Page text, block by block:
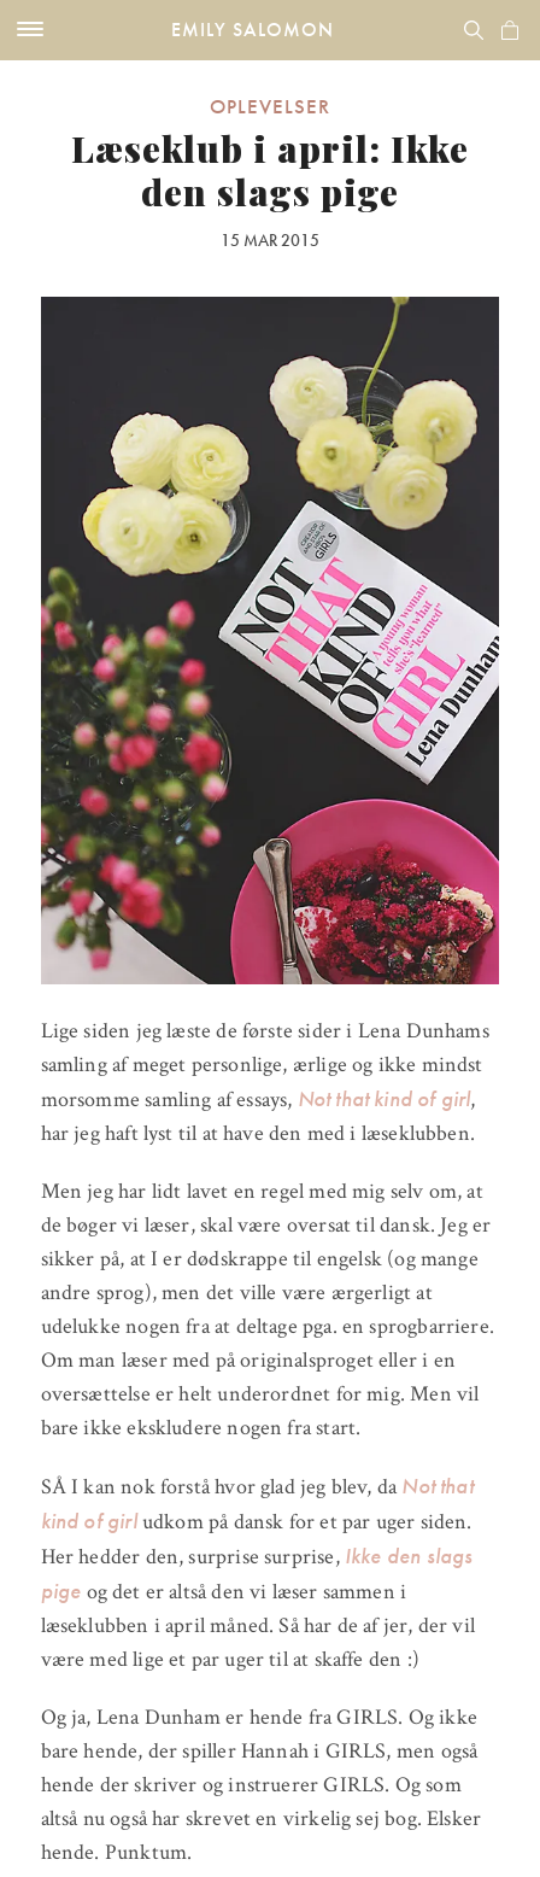
EMILY SALOMON
OPLEVELSER
Læseklub i april: Ikke
den slags pige
15 MAR 2015
Lige siden jeg læste de første sider i Lena Dunhams
samling af meget personlige, ærlige og ikke mindst
morsomme samling af essays, Not that kind of girl,
har jeg haft lyst til at have den med i læseklubben.
Men jeg har lidt lavet en regel med mig selv om, at
de bøger vi læser, skal være oversat til dansk. Jeg er
sikker på, at I er dødskrappe til engelsk (og mange
andre sprog), men det ville være ærgerligt at
udelukke nogen fra at deltage pga. en sprogbarriere.
Om man læser med på originalsproget eller i en
oversættelse er helt underordnet for mig. Men vil
bare ikke ekskludere nogen fra start.
SÅ I kan nok forstå hvor glad jeg blev, daNot that
kind of girludkom på dansk for et par uger siden.
Her hedder den, surprise surprise, Ikke den slags
pige og det er altså den vi læser sammen i
læseklubben i april måned. Så har de af jer, der vil
være med lige et par uger til at skaffe den :)
Og ja, Lena Dunham er hende fra GIRLS. Og ikke
bare hende, der spiller Hannah i GIRLS, men også
hende der skriver og instruerer GIRLS. Og som
altså nu også har skrevet en virkelig sej bog. Elsker
hende. Punktum.